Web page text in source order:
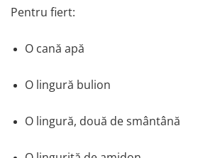
Pentru fiert:
O cană apă
O lingură bulion
O lingură, două de smântână